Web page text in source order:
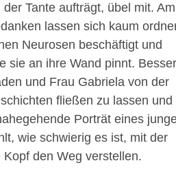
Tante aufträgt, übel mit. Am
lassen sich kaum
Neurosen beschäftigt und
sie an ihre Wand pinnt.
und Frau Gabriela von der
fließen zu lassen und
Porträt eines
wie schwierig es ist, mit der
den Weg verstellen.